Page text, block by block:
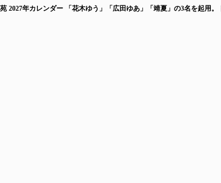
2027年カレンダー 「花木ゆう」「広田ゆあ」「靖夏」の3名を起用。